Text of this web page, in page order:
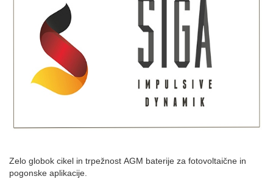
Zelo globok cikel in trpežnost AGM baterije za fotovoltaične in
pogonske aplikacije.